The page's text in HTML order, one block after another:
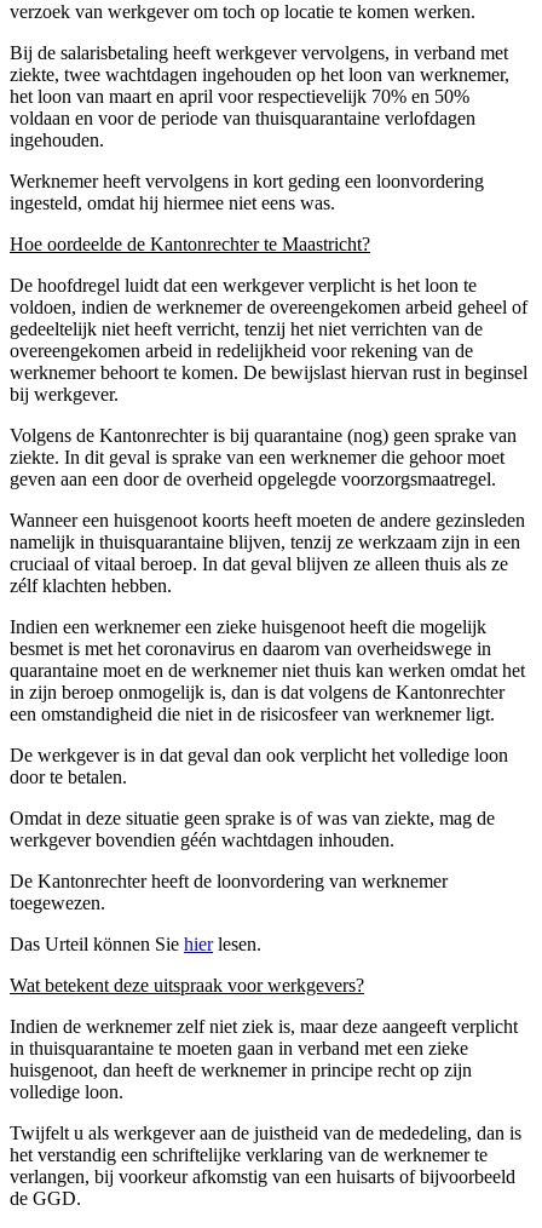
verzoek van werkgever om toch op locatie te komen werken.
Bij de salarisbetaling heeft werkgever vervolgens, in verband met
ziekte, twee wachtdagen ingehouden op het loon van werknemer,
het loon van maart en april voor respectievelijk 70% en 50%
voldaan en voor de periode van thuisquarantaine verlofdagen
ingehouden.
Werknemer heeft vervolgens in kort geding een loonvordering
ingesteld, omdat hij hiermee niet eens was.
Hoe oordeelde de Kantonrechter te Maastricht?
De hoofdregel luidt dat een werkgever verplicht is het loon te
voldoen, indien de werknemer de overeengekomen arbeid geheel of
gedeeltelijk niet heeft verricht, tenzij het niet verrichten van de
overeengekomen arbeid in redelijkheid voor rekening van de
werknemer behoort te komen. De bewijslast hiervan rust in beginsel
bij werkgever.
Volgens de Kantonrechter is bij quarantaine (nog) geen sprake van
ziekte. In dit geval is sprake van een werknemer die gehoor moet
geven aan een door de overheid opgelegde voorzorgsmaatregel.
Wanneer een huisgenoot koorts heeft moeten de andere gezinsleden
namelijk in thuisquarantaine blijven, tenzij ze werkzaam zijn in een
cruciaal of vitaal beroep. In dat geval blijven ze alleen thuis als ze
zélf klachten hebben.
Indien een werknemer een zieke huisgenoot heeft die mogelijk
besmet is met het coronavirus en daarom van overheidswege in
quarantaine moet en de werknemer niet thuis kan werken omdat het
in zijn beroep onmogelijk is, dan is dat volgens de Kantonrechter
een omstandigheid die niet in de risicosfeer van werknemer ligt.
De werkgever is in dat geval dan ook verplicht het volledige loon
door te betalen.
Omdat in deze situatie geen sprake is of was van ziekte, mag de
werkgever bovendien géén wachtdagen inhouden.
De Kantonrechter heeft de loonvordering van werknemer
toegewezen.
Das Urteil können Sie hierlesen.
Wat betekent deze uitspraak voor werkgevers?
Indien de werknemer zelf niet ziek is, maar deze aangeeft verplicht
in thuisquarantaine te moeten gaan in verband met een zieke
huisgenoot, dan heeft de werknemer in principe recht op zijn
volledige loon.
Twijfelt u als werkgever aan de juistheid van de mededeling, dan is
het verstandig een schriftelijke verklaring van de werknemer te
verlangen, bij voorkeur afkomstig van een huisarts of bijvoorbeeld
de GGD.